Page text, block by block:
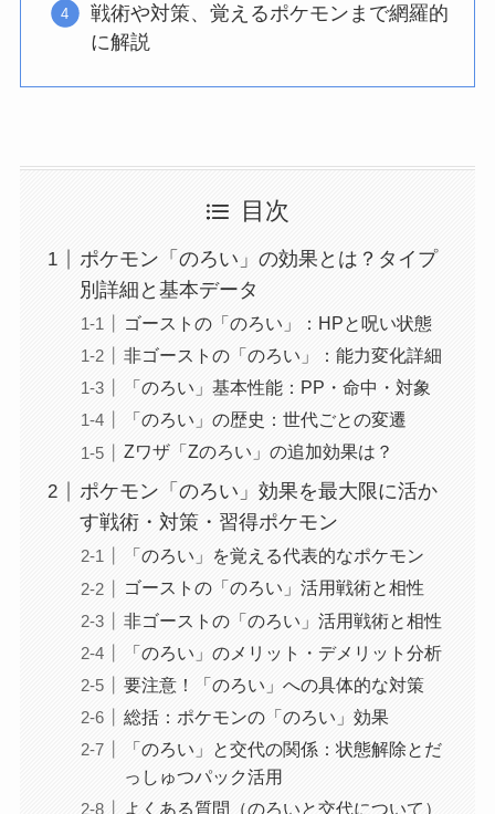
戦術や対策、覚えるポケモンまで網羅的
に解説
目次
ポケモン「のろい」の効果とは？タイプ
別詳細と基本データ
ゴーストの「のろい」：HPと呪い状態
非ゴーストの「のろい」：能力変化詳細
「のろい」基本性能：PP・命中・対象
「のろい」の歴史：世代ごとの変遷
Zワザ「Zのろい」の追加効果は？
ポケモン「のろい」効果を最大限に活か
す戦術・対策・習得ポケモン
「のろい」を覚える代表的なポケモン
ゴーストの「のろい」活用戦術と相性
非ゴーストの「のろい」活用戦術と相性
「のろい」のメリット・デメリット分析
要注意！「のろい」への具体的な対策
総括：ポケモンの「のろい」効果
「のろい」と交代の関係：状態解除とだ
っしゅつパック活用
よくある質問（のろいと交代について）